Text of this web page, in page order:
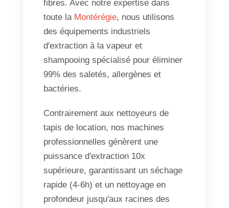
fibres. Avec notre expertise dans
toute la Montérégie, nous utilisons
des équipements industriels
d'extraction à la vapeur et
shampooing spécialisé pour éliminer
99% des saletés, allergènes et
bactéries.
Contrairement aux nettoyeurs de
tapis de location, nos machines
professionnelles génèrent une
puissance d'extraction 10x
supérieure, garantissant un séchage
rapide (4-6h) et un nettoyage en
profondeur jusqu'aux racines des